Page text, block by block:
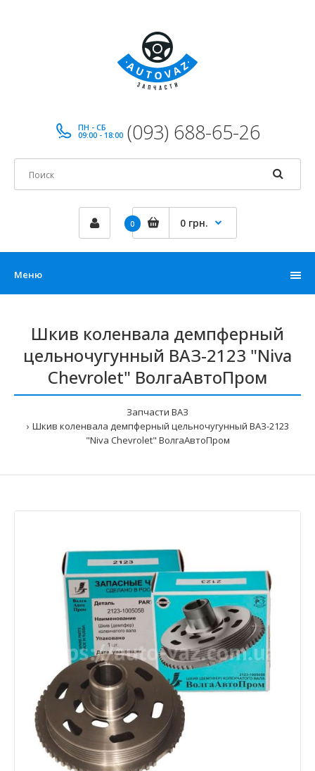
ПН - СБ
09:00 - 18:00 (093) 688-65-26
0 0 грн.
Меню
Шкив коленвала демпферный
цельночугунный ВАЗ-2123 "Niva
Chevrolet" ВолгаАвтоПром
Запчасти ВАЗ
Шкив коленвала демпферный цельночугунный ВАЗ-2123
"Niva Chevrolet" ВолгаАвтоПром